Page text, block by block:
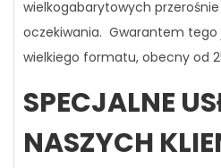
wielkogabarytowych
oczekiwania. Gwarantem
wielkiego formatu, obecny od
SPECJALNE
NASZYCH